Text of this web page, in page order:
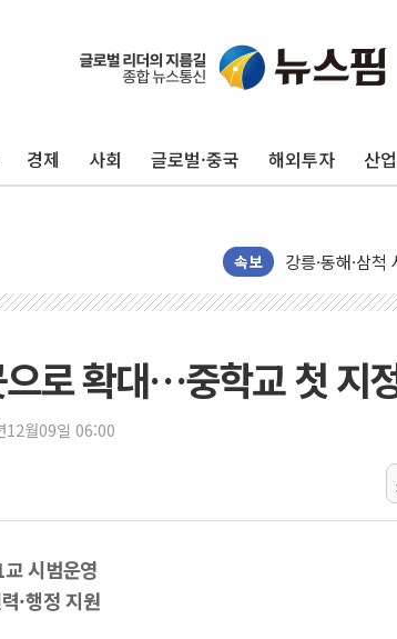
경제 사회 글로벌·중국 해외투자 산업
속보
[종합] 김민석,
인천 합동연설
인사하는 김민
[속보] 민주, 제
[속보] 민주,
이번주 국내 주
美, 이란전 출구
로 확대…중학교 첫 지
12월09일 06:00
시범운영
·행정 지원